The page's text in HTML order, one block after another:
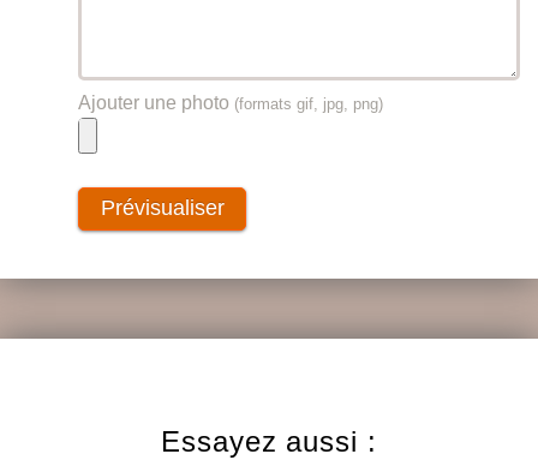
Ajouter une photo (formats gif, jpg, png)
Essayez aussi :